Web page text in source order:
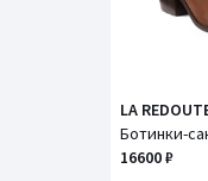
LA
16600 ₽